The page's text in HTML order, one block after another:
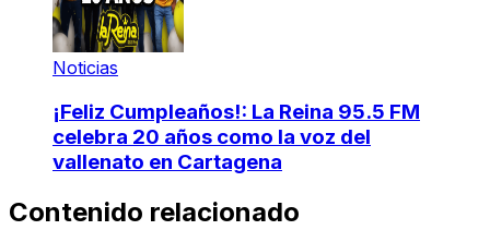
Noticias
¡Feliz Cumpleaños!: La Reina 95.5 FM
celebra 20 años como la voz del
vallenato en Cartagena
Contenido relacionado